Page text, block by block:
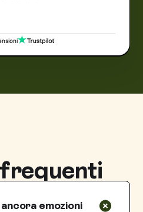
emozioni